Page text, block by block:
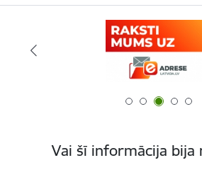
Vai šī informācija bija